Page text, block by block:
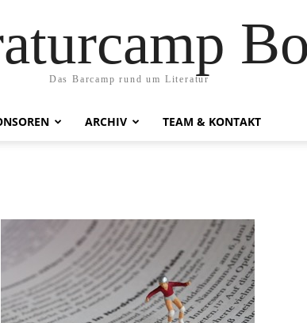
Das Barcamp rund um Literatur
ARCHIV TEAM & KONTAKT